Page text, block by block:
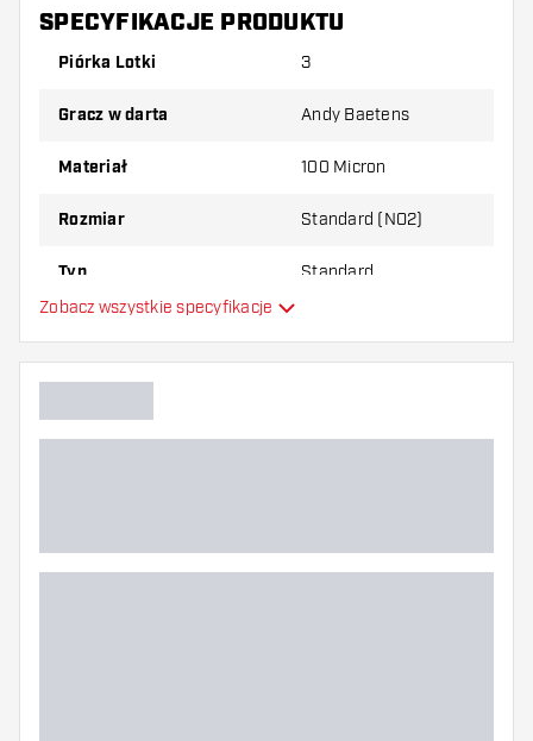
Wypróbuj inny kształt, materiał lub grubość
piórek, aby dowiedzieć się, który wariant
SPECYFIKACJE PRODUKTU
Piórka Lotki 3
Gracz w darta Andy Baetens
Materiał 100 Micron
Rozmiar Standard (NO2)
Typ Standard
Dodatkowe kolory
Zobacz wszystkie specyfikacje